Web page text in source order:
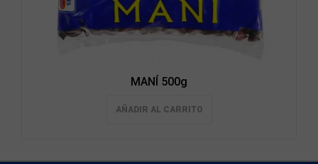
MANÍ 500g
AÑADIR AL CARRITO